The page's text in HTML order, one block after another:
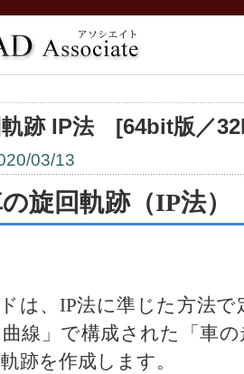
軌跡 IP法 [64bit版／
03/13
旋回軌跡（IP法）
は、IP法に準じた方法
線」で構成された「車
跡を作成します。